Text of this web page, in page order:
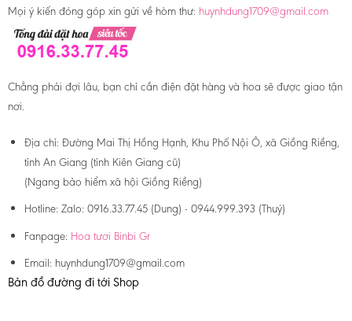
Mọi ý kiến đóng góp xin gửi về hòm thư: huynhdung1709@gmail.com
Chẳng phải đợi lâu, bạn chỉ cần điện đặt hàng và hoa sẽ được giao tận
nơi.
Địa chỉ: Đường Mai Thị Hồng Hạnh, Khu Phố Nội Ô, xã Giồng Riềng,
tỉnh An Giang (tỉnh Kiên Giang cũ)
(Ngang bảo hiểm xã hội Giồng Riềng)
Hotline: Zalo: 0916.33.77.45 (Dung) - 0944.999.393 (Thuý)
Fanpage: Hoa tươi Binbi Gr
Email: huynhdung1709@gmail.com
Bản đồ đường đi tới Shop